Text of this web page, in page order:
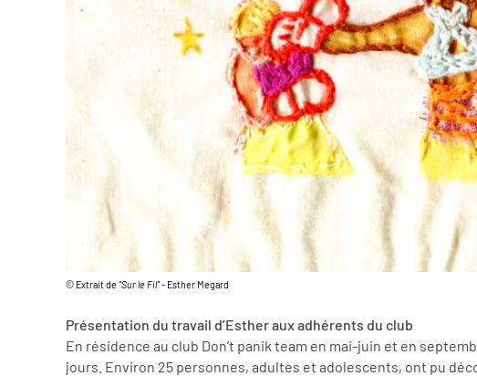
© Extrait de "Sur le Fil" - Esther Megard
Présentation du travail d’Esther aux adhérents du club
En résidence au club Don’t panik team en mai-juin et en
jours. Environ 25 personnes, adultes et adolescents, ont pu